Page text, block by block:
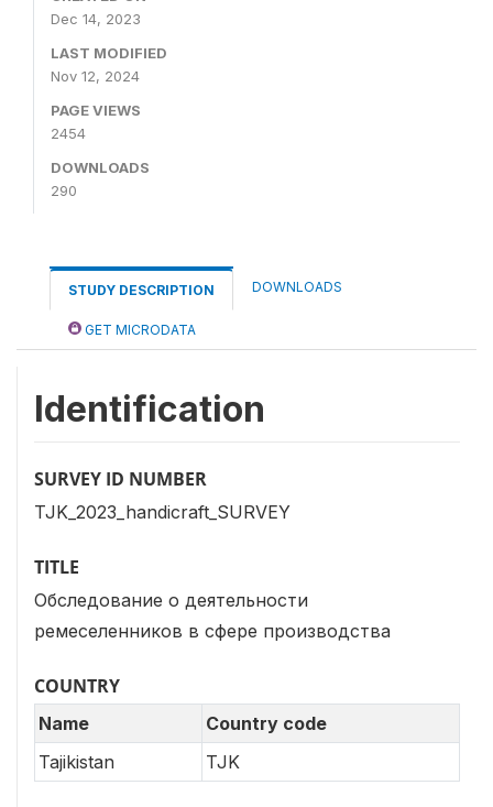
Dec 14, 2023
LAST MODIFIED
Nov 12, 2024
PAGE VIEWS
2454
DOWNLOADS
290
STUDY DESCRIPTION DOWNLOADS
GET MICRODATA
Identification
SURVEY ID NUMBER
TJK_2023_handicraft_SURVEY
TITLE
Обследование о деятельности
ремеселенников в сфере производства
COUNTRY
Name
Country code
Tajikistan
TJK